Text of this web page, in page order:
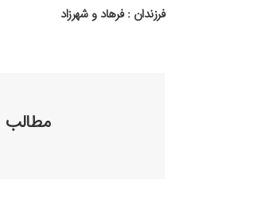
فرزندان : فرهاد و شهرزاد